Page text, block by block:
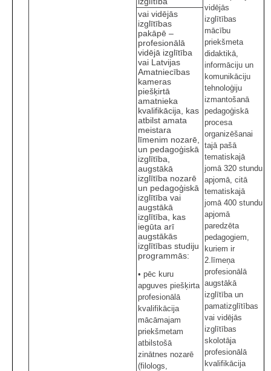
vidējās
izglītības
mācību
priekšmeta
didaktikā,
informāciju un
komunikāciju
tehnoloģiju
izmantošanā
pedagoģiskā
procesa
organizēšanai
tajā pašā
tematiskajā
jomā 320 stundu
apjomā, citā
tematiskajā
jomā 400 stundu
apjomā
paredzēta
pedagogiem,
kuriem ir
2.līmeņa
profesionālā
augstākā
izglītība un
pamatizglītības
vai vidējās
izglītības
skolotāja
profesionālā
kvalifikācija
vai vidējās
izglītības
pakāpē –
profesionālā
vidējā izglītība
vai Latvijas
Amatniecības
kameras
piešķirtā
amatnieka
kvalifikācija, kas
atbilst amata
meistara
līmenim nozarē,
un pedagoģiskā
izglītība,
augstākā
izglītība nozarē
un pedagoģiskā
izglītība vai
augstākā
izglītība, kas
iegūta arī
augstākās
izglītības studiju
programmās:
• pēc kuru
apguves piešķirta
profesionālā
kvalifikācija
mācāmajam
priekšmetam
atbilstošā
zinātnes nozarē
(filologs,